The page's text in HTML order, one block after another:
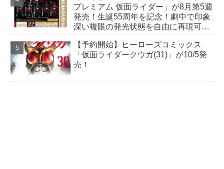
プレミアム 仮面ライダー」が8月第5週
発売！生誕55周年を記念！劇中で印象
深い複眼の発光状態を自由に再現可
【予約開始】ヒーローズコミックス
「仮面ライダークウガ(31)」が10/5発
売！